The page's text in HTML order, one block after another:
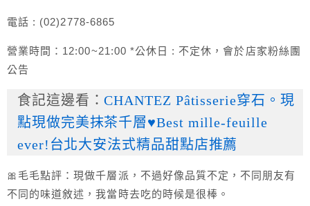
電話 : (02)2778-6865‬
營業時間：12:00~21:00 *公休日 : 不定休，會於店家粉絲團
公告
食記這邊看：CHANTEZ Pâtisserie穿石。現
點現做完美抹茶千層♥Best mille-feuille
ever!台北大安法式精品甜點店推薦
🎀毛毛點評：現做千層派，不過好像品質不定，不同朋友有
不同的味道敘述，我當時去吃的時候是很棒。